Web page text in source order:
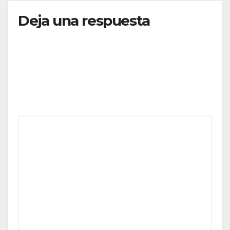
Deja una respuesta